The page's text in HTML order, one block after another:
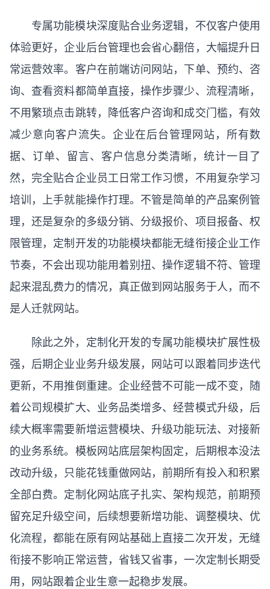
专属功能模块深度贴合业务逻辑，不仅客户使用
体验更好，企业后台管理也会省心翻倍，大幅提升日
常运营效率。客户在前端访问网站，下单、预约、咨
询、查看资料都简单直接，操作步骤少、流程清晰，
不用繁琐点击跳转，降低客户咨询和成交门槛，有效
减少意向客户流失。企业在后台管理网站，所有数
据、订单、留言、客户信息分类清晰，统计一目了
然，完全贴合企业员工日常工作习惯，不用复杂学习
培训，上手就能操作打理。不管是简单的产品案例管
理，还是复杂的多级分销、分级报价、项目报备、权
限管理，定制开发的功能模块都能无缝衔接企业工作
节奏，不会出现功能用着别扭、操作逻辑不符、管理
起来混乱费力的情况，真正做到网站服务于人，而不
是人迁就网站。
除此之外，定制化开发的专属功能模块扩展性极
强，后期企业业务升级发展，网站可以跟着同步迭代
更新，不用推倒重建。企业经营不可能一成不变，随
着公司规模扩大、业务品类增多、经营模式升级，后
续大概率需要新增运营模块、升级功能玩法、对接新
的业务系统。模板网站底层架构固定，后期根本没法
改动升级，只能花钱重做网站，前期所有投入和积累
全部白费。定制化网站底子扎实、架构规范，前期预
留充足升级空间，后续想要新增功能、调整模块、优
化流程，都能在原有网站基础上直接二次开发，无缝
衔接不影响正常运营，省钱又省事，一次定制长期受
用，网站跟着企业生意一起稳步发展。